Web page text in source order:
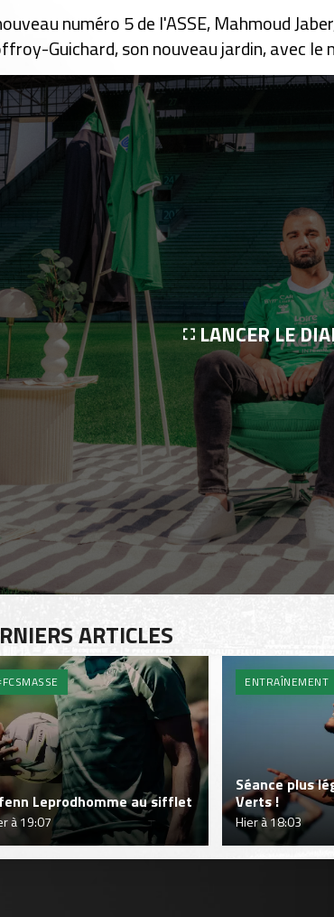
numéro 5 de l'ASSE, Mahmoud
Guichard, son nouveau jardin, avec le
LANCER LE
ARTICLES
Leprodhomme au sifflet
à 19:07
ENTRAÎNEMENT
Séance plus
Verts !
Hier à 18:03